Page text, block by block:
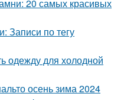
20 самых красивых
Записи по тегу
одежду для холодной
осень зима 2024